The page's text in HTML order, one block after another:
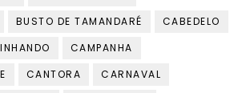
BUSTO DE TAMANDARÉ
CABEDELO
CAMPANHA
CANTORA
CARNAVAL